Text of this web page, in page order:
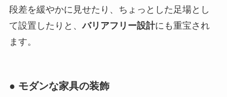
段差を緩やかに見せたり、ちょっとした足場とし
て設置したりと、バリアフリー設計にも重宝され
ます。
● モダンな家具の装飾